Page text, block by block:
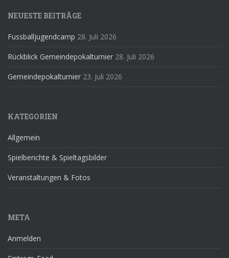
NEUESTE BEITRÄGE
Fussballjugendcamp 28. Juli 2026
Rückblick Gemeindepokalturnier 28. Juli 2026
Gemeindepokalturnier 23. Juli 2026
KATEGORIEN
Allgemein
Spielberichte & Spieltagsbilder
Veranstaltungen & Fotos
META
Anmelden